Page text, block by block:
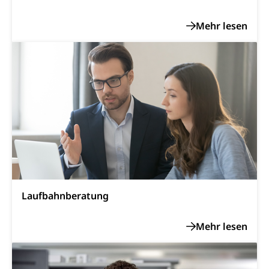
Laufbahnberatung
Erwerbsausfallentschädigung (WAS Luzern)
Feuerwehr, Gesundheitswesen, technische Betriebe,
Kantonaler Führungsstab
Ordnungskräfte, Sicherheit, öffentliche Ordnung
Polizei
Versorgung
Vorratshaltung, Vorrat
Wasserversorgung
Waffenerwerbsschein, Waffenschein, Waffenbüro,
Bundesamt für Zivildienst ZIVI
Zivilschutz